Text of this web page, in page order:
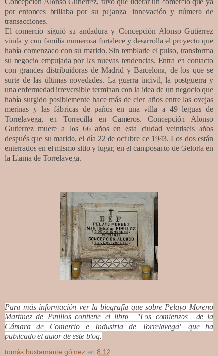
por entonces brillaba por su pujanza, innovación y número de
transacciones.
El comercio siguió su andadura y Concepción Alonso Gutiérrez
viuda y con familia numerosa fortalece y desarrolla el proyecto que
había comenzado con su marido. Sin temblarle el pulso, transforma
su negocio empujada por las nuevas tendencias. Entra en contacto
con grandes distribuidoras de Madrid y Barcelona, de los que se
surte de las últimas novedades. La guerra incivil, la postguerra y
una enfermedad irreversible terminan con la idea de un negocio que
había surgido posiblemente hace más de cien años entre las ovejas
merinas y las fábricas de paños en una villa a 49 leguas de
Torrelavega, en Torrecilla en Cameros. Concepción Alonso
Gutiérrez muere a los 66 años en esta ciudad veintiséis años
después que su marido, el día 22 de octubre de 1943. Los dos están
enterrados en el mismo sitio y lugar, en el camposanto de Geloria en
la Llama de Torrelavega.
Para más información ver la biografía que sobre Pelayo Moreno
Martínez de Pinillos contiene el libro "Los comienzos de la
Cámara de Comercio e Industria de Torrelavega" que ha
publicado el autor de este blog.
tomás bustamante gómez en 8:12